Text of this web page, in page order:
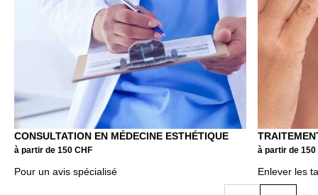
CONSULTATION EN MÉDECINE ESTHÉTIQUE
à partir de 150 CHF
Pour un avis spécialisé
à partir de 150
Enlever les